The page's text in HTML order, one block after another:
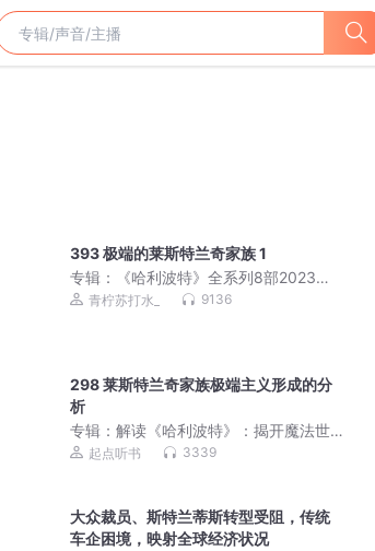
393 极端的莱斯特兰奇家族 1
专辑：
《哈利波特》全系列8部2023全
新解读：揭开霍格沃茨魔法世界的秘密 |
青柠苏打水_ 9136
298 莱斯特兰奇家族极端主义形成的分
析
专辑：解读《哈利波特》：揭开魔法世
界的100个秘密
起点听书 3339
大众裁员、斯特兰蒂斯转型受阻，传统
车企困境，映射全球经济状况